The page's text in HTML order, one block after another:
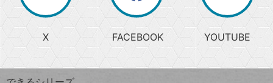
る
search
検
索
上
昇
ワ
じ
る
か
ら
探
す
X FACEBOOK YOUTUBE